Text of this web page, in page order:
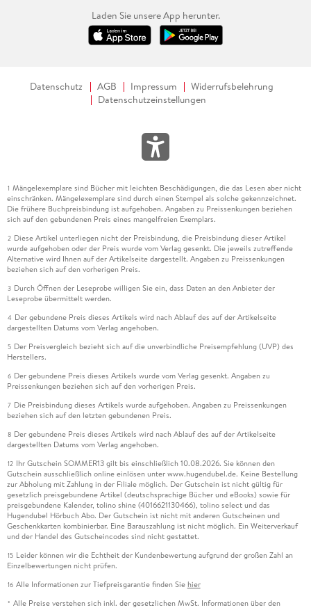
Laden Sie unsere App herunter.
Datenschutz AGB Impressum
Widerrufsbelehrung
Datenschutzeinstellungen
1 Mängelexemplare sind Bücher mit leichten Beschädigungen, die das Lesen aber nicht
einschränken. Mängelexemplare sind durch einen Stempel als solche gekennzeichnet.
Die frühere Buchpreisbindung ist aufgehoben. Angaben zu Preissenkungen beziehen
sich auf den gebundenen Preis eines mangelfreien Exemplars.
2 Diese Artikel unterliegen nicht der Preisbindung, die Preisbindung dieser Artikel
wurde aufgehoben oder der Preis wurde vom Verlag gesenkt. Die jeweils zutreffende
Alternative wird Ihnen auf der Artikelseite dargestellt. Angaben zu Preissenkungen
beziehen sich auf den vorherigen Preis.
3 Durch Öffnen der Leseprobe willigen Sie ein, dass Daten an den Anbieter der
Leseprobe übermittelt werden.
4 Der gebundene Preis dieses Artikels wird nach Ablauf des auf der Artikelseite
dargestellten Datums vom Verlag angehoben.
5 Der Preisvergleich bezieht sich auf die unverbindliche Preisempfehlung (UVP) des
Herstellers.
6 Der gebundene Preis dieses Artikels wurde vom Verlag gesenkt. Angaben zu
Preissenkungen beziehen sich auf den vorherigen Preis.
7 Die Preisbindung dieses Artikels wurde aufgehoben. Angaben zu Preissenkungen
beziehen sich auf den letzten gebundenen Preis.
8 Der gebundene Preis dieses Artikels wird nach Ablauf des auf der Artikelseite
dargestellten Datums vom Verlag angehoben.
12 Ihr Gutschein SOMMER13 gilt bis einschließlich 10.08.2026. Sie können den
Gutschein ausschließlich online einlösen unter www.hugendubel.de. Keine Bestellung
zur Abholung mit Zahlung in der Filiale möglich. Der Gutschein ist nicht gültig für
gesetzlich preisgebundene Artikel (deutschsprachige Bücher und eBooks) sowie für
preisgebundene Kalender, tolino shine (4016621130466), tolino select und das
Hugendubel Hörbuch Abo. Der Gutschein ist nicht mit anderen Gutscheinen und
Geschenkkarten kombinierbar. Eine Barauszahlung ist nicht möglich. Ein Weiterverkauf
und der Handel des Gutscheincodes sind nicht gestattet.
15 Leider können wir die Echtheit der Kundenbewertung aufgrund der großen Zahl an
Einzelbewertungen nicht prüfen.
16 Alle Informationen zur Tiefpreisgarantie finden Sie hier
* Alle Preise verstehen sich inkl. der gesetzlichen MwSt. Informationen über den